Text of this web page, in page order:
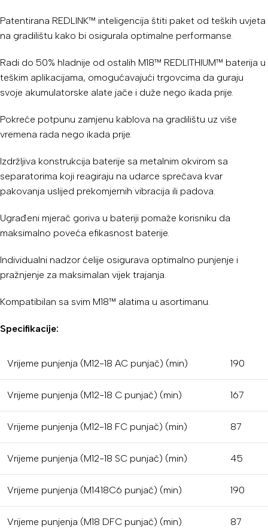
Patentirana REDLINK™ inteligencija štiti paket od teških uvjeta
na gradilištu kako bi osigurala optimalne performanse.
Radi do 50% hladnije od ostalih M18™ REDLITHIUM™ baterija u
teškim aplikacijama, omogućavajući trgovcima da guraju
svoje akumulatorske alate jače i duže nego ikada prije.
Pokreće potpunu zamjenu kablova na gradilištu uz više
vremena rada nego ikada prije.
Izdržljiva konstrukcija baterije sa metalnim okvirom sa
separatorima koji reagiraju na udarce sprečava kvar
pakovanja uslijed prekomjernih vibracija ili padova.
Ugrađeni mjerač goriva u bateriji pomaže korisniku da
maksimalno poveća efikasnost baterije.
Individualni nadzor ćelije osigurava optimalno punjenje i
pražnjenje za maksimalan vijek trajanja.
Kompatibilan sa svim M18™ alatima u asortimanu.
Specifikacije:
Vrijeme punjenja (M12-18 AC punjač) (min) 190
Vrijeme punjenja (M12-18 C punjač) (min) 167
Vrijeme punjenja (M12-18 FC punjač) (min) 87
Vrijeme punjenja (M12-18 SC punjač) (min) 45
Vrijeme punjenja (M1418C6 punjač) (min) 190
Vrijeme punjenja (M18 DFC punjač) (min) 87